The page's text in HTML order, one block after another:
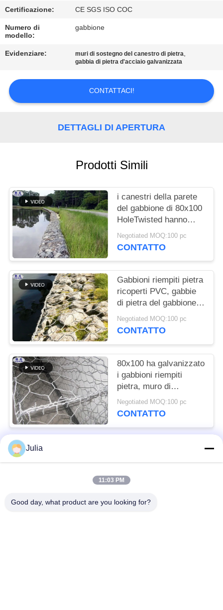
CONTATTACI
NOTIZIE
PREVENTIVO
POLITICA
SULLA
PRIVACY
Certificazione: CE SGS ISO COC
Numero di
modello:
gabbione
Evidenziare: muri di sostegno del canestro di pietra,
gabbia di pietra d'acciaio galvanizzata
CONTATTACI!
DETTAGLI DI APERTURA
Prodotti Simili
i canestri della parete
del gabbione di 80x100
HoleTwisted hanno
galvanizzato il
trattamento di
Negotiated MOQ:100 pc
CONTATTO
Gabbioni riempiti pietra
ricoperti PVC, gabbie
di pietra del gabbione
del muro di sostegno
Negotiated MOQ:100 pc
CONTATTO
80x100 ha galvanizzato
i gabbioni riempiti
pietra, muro di
sostegno dei canestri
del gabbione
Negotiated MOQ:100 pc
CONTATTO
Categorie popolari
Julia
11:03 PM
Good day, what product are you looking for?